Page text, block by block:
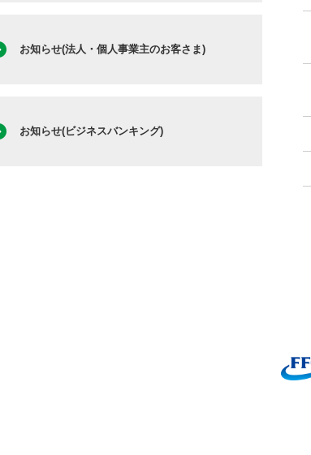
お知らせ(法人・個人事業主のお客さま)
お知らせ(ビジネスバンキング)